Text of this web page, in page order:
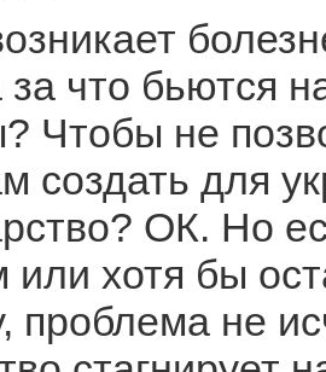
за что бьются
Чтобы не
создать для
ОК. Но
или хотя бы
проблема не